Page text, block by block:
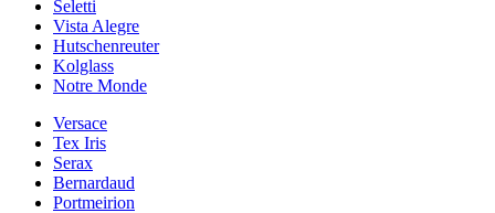
Seletti
Vista Alegre
Hutschenreuter
Kolglass
Notre Monde
Versace
Tex Iris
Serax
Bernardaud
Portmeirion